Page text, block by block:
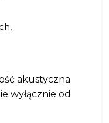
akustyczna
wyłącznie od